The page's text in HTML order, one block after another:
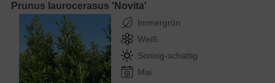
Prunus laurocerasus 'Novita'
Immergrün
Weiß
Sonnig-schattig
Mai